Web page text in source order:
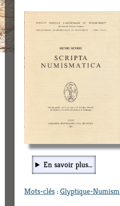
En savoir plus...
Mots-clés:Glyptique-